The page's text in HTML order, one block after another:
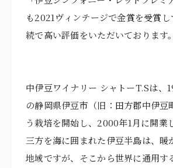
も2021ヴィンテージで金賞を受賞
続で高い評価をいただいております。
中伊豆ワイナリー シャトーT.Sは、
の静岡県伊豆市（旧：田方郡中伊豆
う栽培を開始し、2000年1月に開業
三方を海に囲まれた伊豆半島は、暖
地域ですが、そこから世界に通用す